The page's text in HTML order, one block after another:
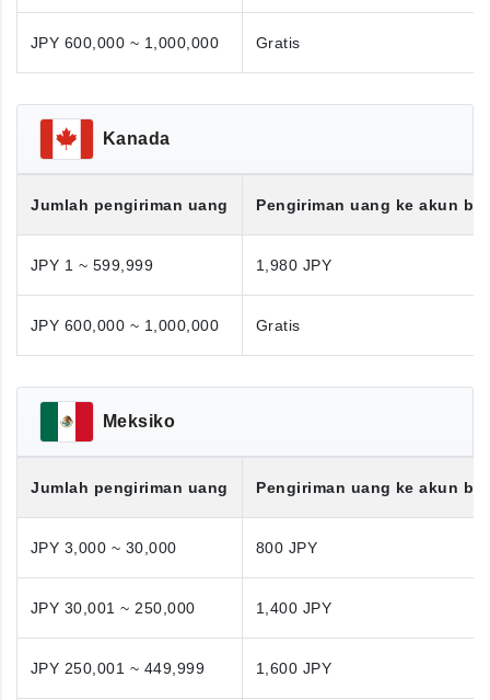
JPY 600,000 ~ 1,000,000 Gratis
Kanada
Jumlah pengiriman uang Pengiriman uang ke akun
JPY 1 ~ 599,999 1,980 JPY
JPY 600,000 ~ 1,000,000 Gratis
Meksiko
Jumlah pengiriman uang Pengiriman uang ke akun
JPY 3,000 ~ 30,000 800 JPY
JPY 30,001 ~ 250,000 1,400 JPY
JPY 250,001 ~ 449,999 1,600 JPY